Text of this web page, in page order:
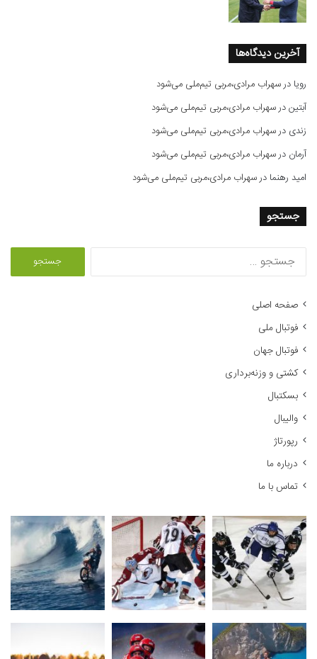
آخرین دیدگاه‌ها
رویا درسهراب مرادی،مربی تیم‌ملی می‌شود
آبتیندرسهراب مرادی،مربی تیم‌ملی می‌شود
زندی درسهراب مرادی،مربی تیم‌ملی می‌شود
آرمان درسهراب مرادی،مربی تیم‌ملی می‌شود
امید رهنما درسهراب مرادی،مربی تیم‌ملی می‌شود
جستجو
صفحه اصلی
فوتبال ملی
فوتبال جهان
کشتی و وزنه‌برداری
بسکتبال
والیبال
رپورتاژ
درباره ما
تماس با ما